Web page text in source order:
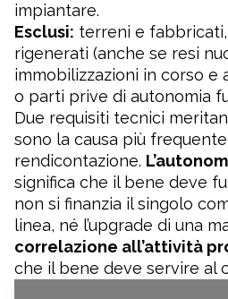
impiantare.
Esclusi: terreni e
rigenerati (anche se resi
immobilizzazioni in corso e
o parti prive di autonomia
Due requisiti tecnici
sono la causa più
rendicontazione.
significa che il bene deve
non si finanzia il singolo
linea, né l’upgrade di una
correlazione all’attività
che il bene deve servire al